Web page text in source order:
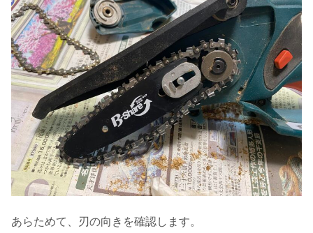
あらためて、刃の向きを確認します。